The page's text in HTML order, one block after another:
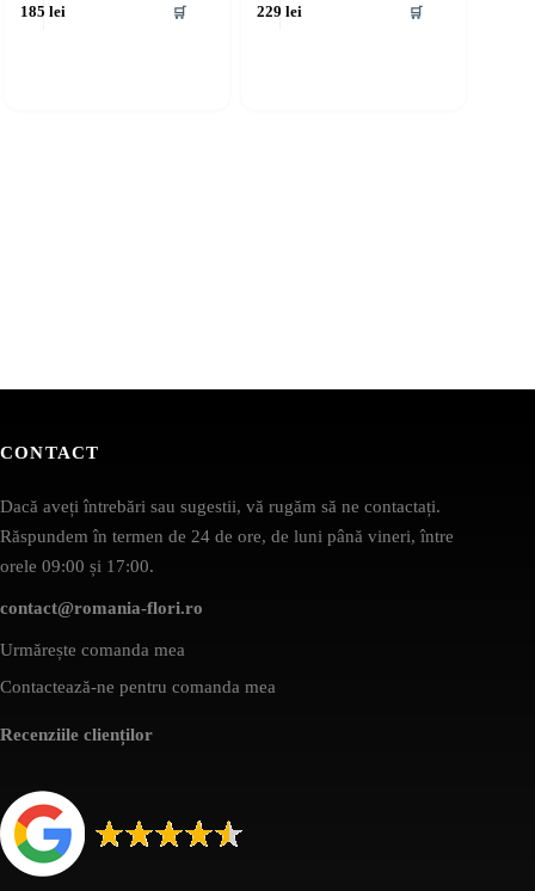
185lei 🛒 229lei 🛒
CONTACT
Dacă aveți întrebări sau sugestii, vă rugăm să ne contactați.
Răspundem în termen de 24 de ore, de luni până vineri, între
orele 09:00 și 17:00.
contact@romania-flori.ro
Urmărește comanda mea
Contactează-ne pentru comanda mea
Recenziile clienților